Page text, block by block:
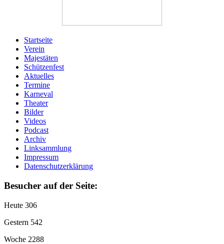
Startseite
Verein
Majestäten
Schützenfest
Aktuelles
Termine
Karneval
Theater
Bilder
Videos
Podcast
Archiv
Linksammlung
Impressum
Datenschutzerklärung
Besucher auf der Seite:
Heute 306
Gestern 542
Woche 2288